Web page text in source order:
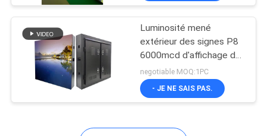
Écran d'intérieur de
la location LED
Luminosité mené
extérieur des signes P8
6000mcd d'affichage de
SMD 3535
imperméables intense
negotiable MOQ:1PC
- JE NE SAIS PAS.